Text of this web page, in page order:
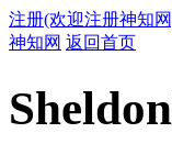
注册(欢迎注册神知
神知网 返回首页